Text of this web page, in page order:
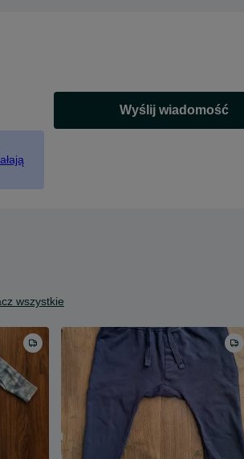
Wyślij wiadomość
wszystkie